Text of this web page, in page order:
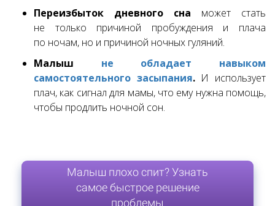
Переизбыток дневного сна может стать
не только причиной пробуждения и плача
по ночам, но и причиной ночных гуляний.
Малыш не обладает навыком
самостоятельного засыпания.И использует
плач, как сигнал для мамы, что ему нужна помощь,
чтобы продлить ночной сон.
Малыш плохо спит? Узнать
самое быстрое решение
проблемы